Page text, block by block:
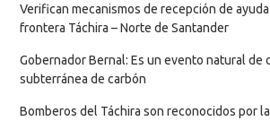
Verifican mecanismos de recepción de
frontera Táchira – Norte de Santander
Gobernador Bernal: Es un evento natural de
subterránea de carbón
Bomberos del Táchira son reconocidos por